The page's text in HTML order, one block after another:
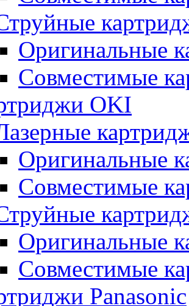
Оригинальные
Совместимые
OKI
Оригинальные
Совместимые
Оригинальные
Совместимые
Panasonic